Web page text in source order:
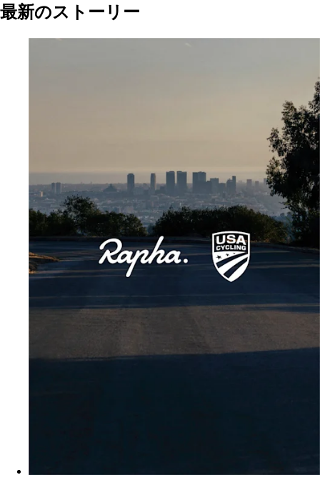
最新のストーリー